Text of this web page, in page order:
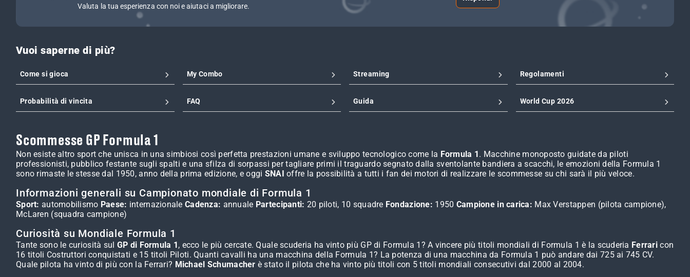
Valuta la tua esperienza con noi e aiutaci a migliorare.
Vuoi saperne di più?
Come si gioca My Combo Streaming Regolamenti
Probabilità di vincita FAQ Guida World Cup 2026
Scommesse GP Formula 1
Non esiste altro sport che unisca in una simbiosi così perfetta prestazioni umane e sviluppo tecnologico come la Formula 1. Macchine monoposto guidate da piloti
professionisti, pubblico festante sugli spalti e una sfilza di sorpassi per tagliare primi il traguardo segnato dalla sventolante bandiera a scacchi, le emozioni della Formula 1
sono rimaste le stesse dal 1950, anno della prima edizione, e oggi SNAI offre la possibilità a tutti i fan dei motori di realizzare le scommesse su chi sarà il più veloce.
Informazioni generali su Campionato mondiale di Formula 1
Sport: automobilismo Paese: internazionaleCadenza: annuale Partecipanti: 20 piloti, 10 squadre Fondazione: 1950 Campione in carica: Max Verstappen (pilota campione),
McLaren (squadra campione)
Curiosità su Mondiale Formula 1
Tante sono le curiosità sul GP di Formula 1, ecco le più cercate. Quale scuderia ha vinto più GP di Formula 1? A vincere più titoli mondiali di Formula 1 è la scuderia Ferrari con
16 titoli Costruttori conquistati e 15 titoli Piloti. Quanti cavalli ha una macchina della Formula 1? La potenza di una macchina da Formula 1 può andare dai 725 ai 745 CV.
Quale pilota ha vinto di più con la Ferrari? Michael Schumacher è stato il pilota che ha vinto più titoli con 5 titoli mondiali consecutivi dal 2000 al 2004.